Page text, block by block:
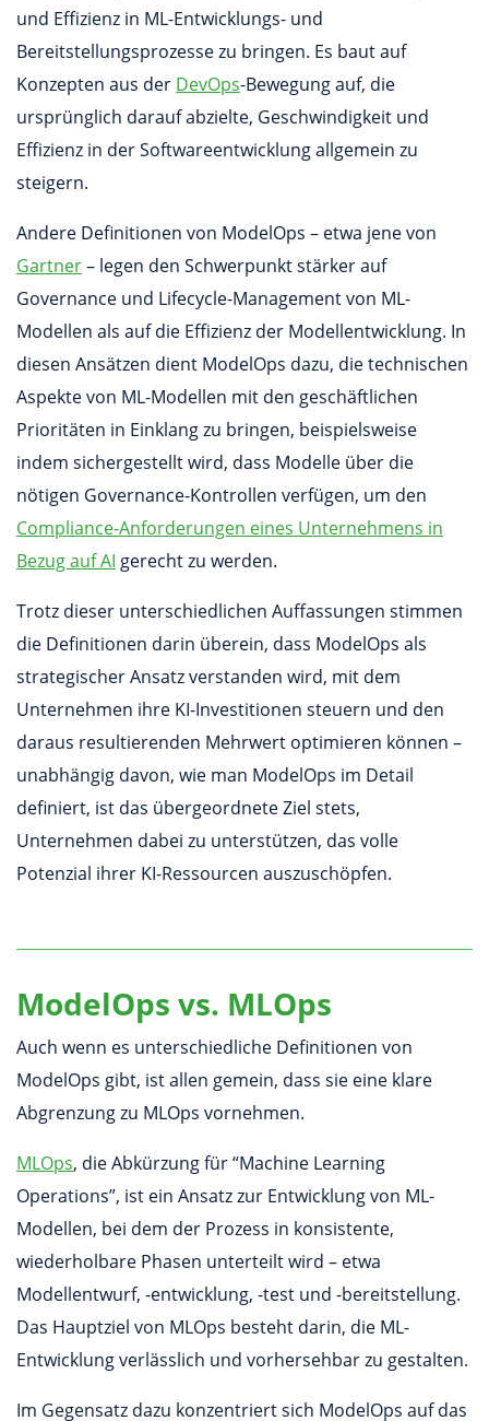
und Effizienz in ML-Entwicklungs- und
Bereitstellungsprozesse zu bringen. Es baut auf
Konzepten aus der DevOps-Bewegung auf, die
ursprünglich darauf abzielte, Geschwindigkeit und
Effizienz in der Softwareentwicklung allgemein zu
steigern.
Andere Definitionen von ModelOps – etwa jene von
Gartner– legen den Schwerpunkt stärker auf
Governance und Lifecycle-Management von ML-
Modellen als auf die Effizienz der Modellentwicklung. In
diesen Ansätzen dient ModelOps dazu, die technischen
Aspekte von ML-Modellen mit den geschäftlichen
Prioritäten in Einklang zu bringen, beispielsweise
indem sichergestellt wird, dass Modelle über die
nötigen Governance-Kontrollen verfügen, um den
Compliance-Anforderungen eines Unternehmens in
Bezug auf AI gerecht zu werden.
Trotz dieser unterschiedlichen Auffassungen stimmen
die Definitionen darin überein, dass ModelOps als
strategischer Ansatz verstanden wird, mit dem
Unternehmen ihre KI-Investitionen steuern und den
daraus resultierenden Mehrwert optimieren können –
unabhängig davon, wie man ModelOps im Detail
definiert, ist das übergeordnete Ziel stets,
Unternehmen dabei zu unterstützen, das volle
Potenzial ihrer KI-Ressourcen auszuschöpfen.
ModelOps vs. MLOps
Auch wenn es unterschiedliche Definitionen von
ModelOps gibt, ist allen gemein, dass sie eine klare
Abgrenzung zu MLOps vornehmen.
MLOps, die Abkürzung für “Machine Learning
Operations”, ist ein Ansatz zur Entwicklung von ML-
Modellen, bei dem der Prozess in konsistente,
wiederholbare Phasen unterteilt wird – etwa
Modellentwurf, -entwicklung, -test und -bereitstellung.
Das Hauptziel von MLOps besteht darin, die ML-
Entwicklung verlässlich und vorhersehbar zu gestalten.
Im Gegensatz dazu konzentriert sich ModelOps auf das